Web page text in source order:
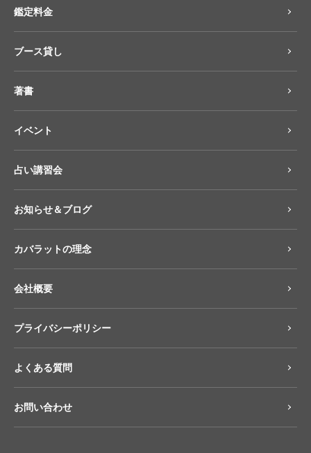
鑑定料金
ブース貸し
著書
イベント
占い講習会
お知らせ＆ブログ
カバラットの理念
会社概要
プライバシーポリシー
よくある質問
お問い合わせ